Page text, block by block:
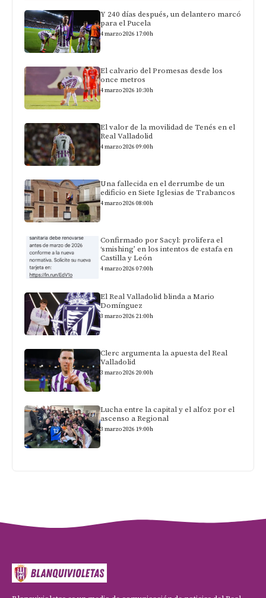
Y 240 días después, un delantero marcó
para el Pucela
4 marzo 2026 17:00h
El calvario del Promesas desde los
once metros
4 marzo 2026 10:30h
El valor de la movilidad de Tenés en el
Real Valladolid
4 marzo 2026 09:00h
Una fallecida en el derrumbe de un
edificio en Siete Iglesias de Trabancos
4 marzo 2026 08:00h
Confirmado por Sacyl: prolifera el
‘smishing’ en los intentos de estafa en
Castilla y León
4 marzo 2026 07:00h
El Real Valladolid blinda a Mario
Domínguez
3 marzo 2026 21:00h
Clerc argumenta la apuesta del Real
Valladolid
3 marzo 2026 20:00h
Lucha entre la capital y el alfoz por el
ascenso a Regional
3 marzo 2026 19:00h